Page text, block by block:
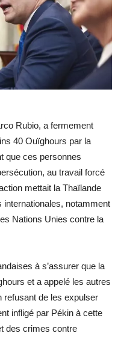
Rubio, a fermement
40 Ouïghours par la
que ces personnes
au travail forcé
mettait la Thaïlande
internationales, notamment
Nations Unies contre la
à s’assurer que la
et a appelé les autres
refusant de les expulser
infligé par Pékin à cette
des crimes contre